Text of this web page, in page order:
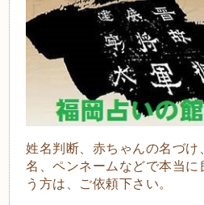
姓名判断、赤ちゃんの名づ
名、ペンネームなどで本当に
う方は、ご依頼下さい。